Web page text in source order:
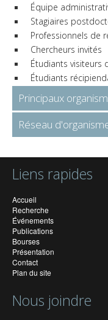
Équipe
Stagiaires
Professionnels de
Chercheurs invités
Étudiants visiteurs
Étudiants
Principaux
Réseau
Liens rapides
Accueil
Recherche
Événements
Publications
Bourses
Présentation
Contact
Plan du site
Nous joindre